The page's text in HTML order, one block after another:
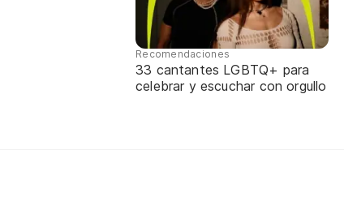
Recomendaciones
33 cantantes LGBTQ+ para
celebrar y escuchar con orgullo